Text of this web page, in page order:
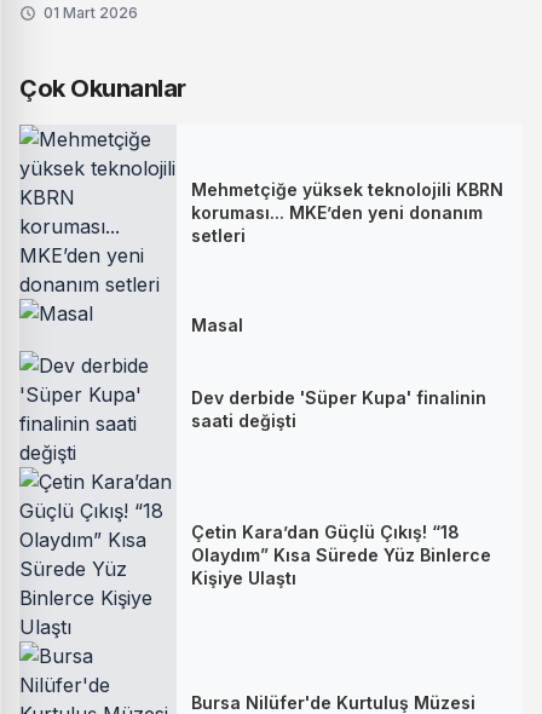
01 Mart 2026
Çok Okunanlar
Mehmetçiğe yüksek teknolojili KBRN
koruması... MKE’den yeni donanım
setleri
Masal
Dev derbide 'Süper Kupa' finalinin
saati değişti
Çetin Kara’dan Güçlü Çıkış! “18
Olaydım” Kısa Sürede Yüz Binlerce
Kişiye Ulaştı
Bursa Nilüfer'de Kurtuluş Müzesi